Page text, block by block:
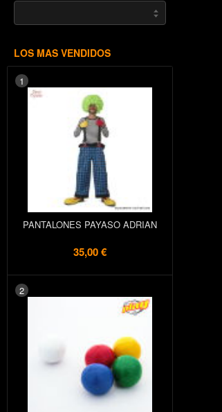
LOS MAS VENDIDOS
1
PANTALONES PAYASO ADRIAN
35,00 €
2